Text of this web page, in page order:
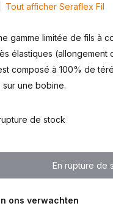
Tout afficher Seraflex Fil
gamme limitée de fils à
élastiques
composé à 100% de
sur une bobine.
de stock
En rupture de
ons verwachten